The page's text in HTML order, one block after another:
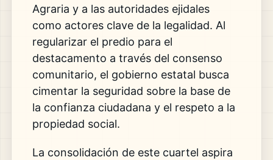
Agraria y a las autoridades ejidales
como actores clave de la legalidad. Al
regularizar el predio para el
destacamento a través del consenso
comunitario, el gobierno estatal busca
cimentar la seguridad sobre la base de
la confianza ciudadana y el respeto a la
propiedad social.
La consolidación de este cuartel aspira